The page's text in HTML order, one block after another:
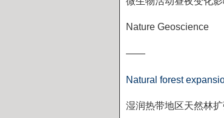
Nature Geoscience
——
Natural forest
湿润热带地区天然林